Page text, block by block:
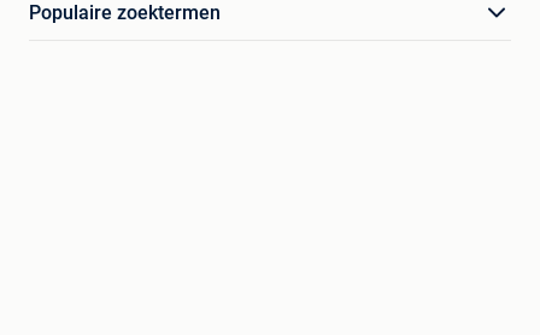
Populaire zoektermen